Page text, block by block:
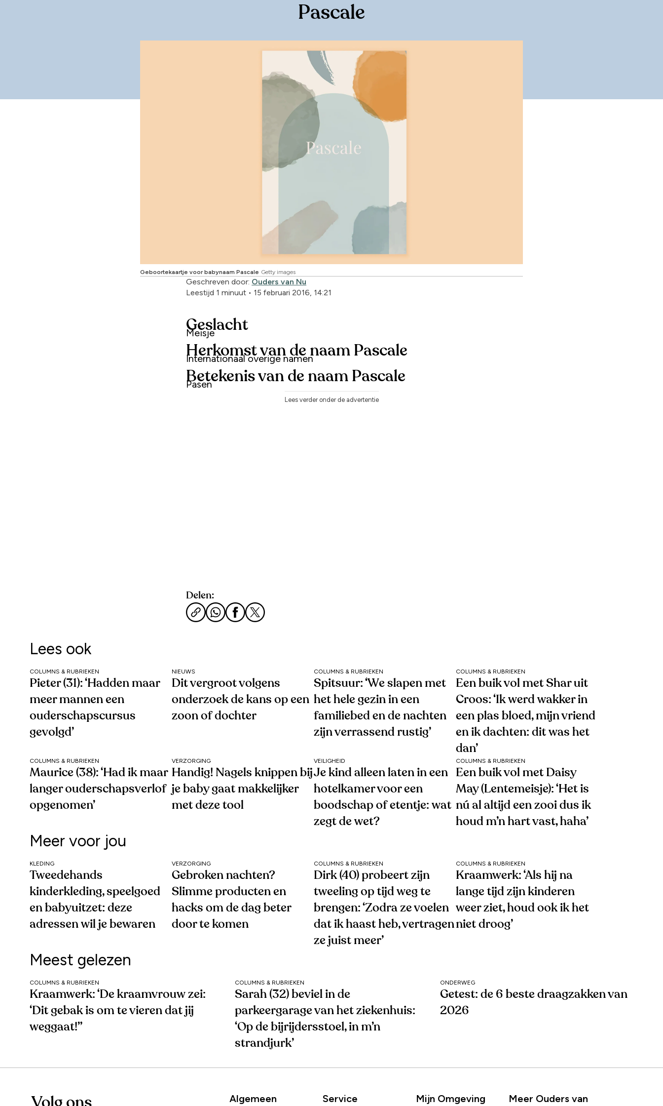
Pascale
Geboortekaartje voor babynaam Pascale Getty images
Geschreven door: Ouders van Nu
Leestijd 1 minuut • 15 februari 2016, 14:21
Geslacht
Meisje
Herkomst van de naam Pascale
Internationaal overige namen
Betekenis van de naam Pascale
Pasen
Lees verder onder de advertentie
Delen:
Lees ook
COLUMNS & RUBRIEKEN
Pieter (31): ‘Hadden maar
meer mannen een
ouderschapscursus
gevolgd’
NIEUWS
Dit vergroot volgens
onderzoek de kans op een
zoon of dochter
COLUMNS & RUBRIEKEN
Spitsuur: ‘We slapen met
het hele gezin in een
familiebed en de nachten
zijn verrassend rustig’
COLUMNS & RUBRIEKEN
Een buik vol met Shar uit
Croos: ‘Ik werd wakker in
een plas bloed, mijn vriend
en ik dachten: dit was het
dan’
COLUMNS & RUBRIEKEN
Maurice (38): ‘Had ik maar
langer ouderschapsverlof
opgenomen’
VERZORGING
Handig! Nagels knippen bij
je baby gaat makkelijker
met deze tool
VEILIGHEID
Je kind alleen laten in een
hotelkamer voor een
boodschap of etentje: wat
zegt de wet?
COLUMNS & RUBRIEKEN
Een buik vol met Daisy
May (Lentemeisje): ‘Het is
nú al altijd een zooi dus ik
houd m’n hart vast, haha’
Meer voor jou
KLEDING
Tweedehands
kinderkleding, speelgoed
en babyuitzet: deze
adressen wil je bewaren
VERZORGING
Gebroken nachten?
Slimme producten en
hacks om de dag beter
door te komen
COLUMNS & RUBRIEKEN
Dirk (40) probeert zijn
tweeling op tijd weg te
brengen: ‘Zodra ze voelen
dat ik haast heb, vertragen
ze juist meer’
COLUMNS & RUBRIEKEN
Kraamwerk: ‘Als hij na
lange tijd zijn kinderen
weer ziet, houd ook ik het
niet droog’
Meest gelezen
COLUMNS & RUBRIEKEN
Kraamwerk: ‘De kraamvrouw zei:
‘Dit gebak is om te vieren dat jij
weggaat!’’
COLUMNS & RUBRIEKEN
Sarah (32) beviel in de
parkeergarage van het ziekenhuis:
‘Op de bijrijdersstoel, in m’n
strandjurk’
ONDERWEG
Getest: de 6 beste draagzakken van
2026
Volg ons Algemeen Service Mijn Omgeving Meer Ouders van